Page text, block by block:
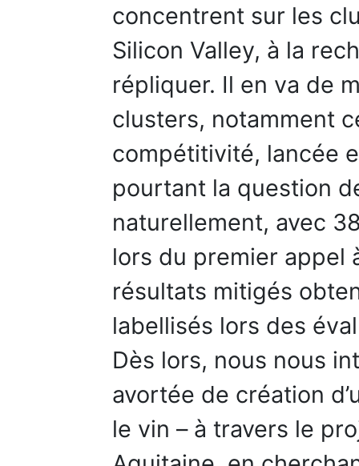
concentrent sur les
Silicon Valley, à la
répliquer. Il en va de
clusters, notamment
compétitivité, lancée
pourtant la question
naturellement, avec
lors du premier appel
résultats mitigés
labellisés lors des
Dès lors, nous nous
avortée de création
le vin – à travers le